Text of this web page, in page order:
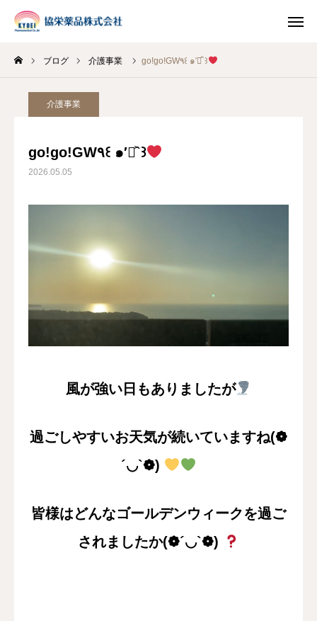
ブログ 介護事業 go!go!GW٩꒰ ๑′◡͐`꒱
介護事業
go!go!GW٩꒰ ๑′◡͐`꒱
2026.05.05
風が強い日もありましたが
過ごしやすいお天気が続いていますね(❁
´◡`❁)
皆様はどんなゴールデンウィークを過ご
されましたか(❁´◡`❁)
INSTAGRAM
HOME
お知らせ